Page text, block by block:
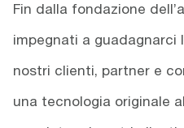
Fin dalla fondazione
impegnati a
nostri clienti, partner e
una tecnologia originale